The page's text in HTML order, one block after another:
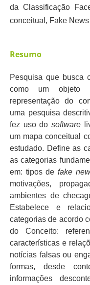
da Classificação
conceitual, Fake News
Resumo
Pesquisa que busca
como um objeto
representação do
uma pesquisa
fez uso do software
um mapa conceitual
estudado. Define as
as categorias
em: tipos de fake
motivações,
ambientes de
Estabelece e
categorias de acordo
do Conceito:
características e
notícias falsas ou
formas, desde
informações